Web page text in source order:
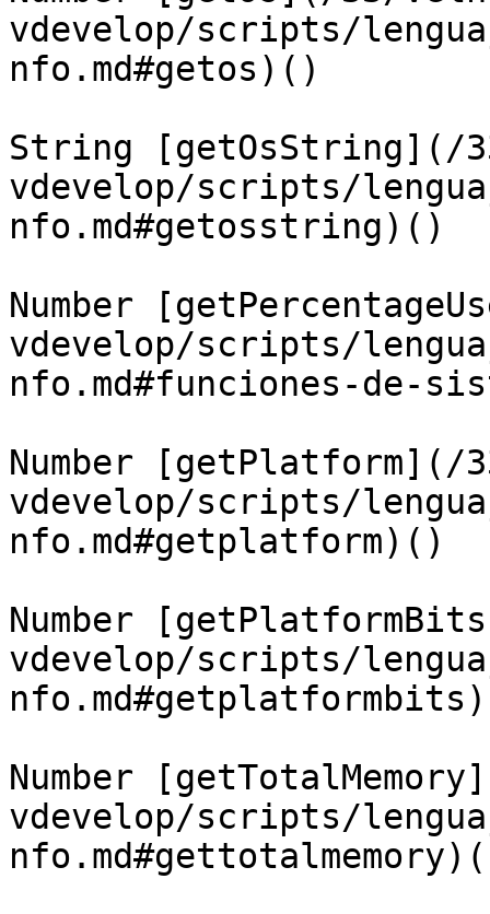
vdevelop/scripts/
nfo.md#getos)()
String [getOsString](/
vdevelop/scripts/
nfo.md#getosstring)()
Number
vdevelop/scripts/
nfo.md#funciones-de-
Number [getPlatform](/
vdevelop/scripts/
nfo.md#getplatform)()
Number
vdevelop/scripts/
Number
vdevelop/scripts/